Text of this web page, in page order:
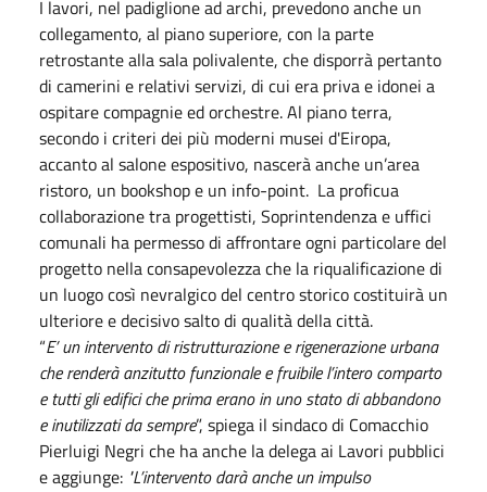
I lavori, nel padiglione ad archi, prevedono anche un
collegamento, al piano superiore, con la parte
retrostante alla sala polivalente, che disporrà pertanto
di camerini e relativi servizi, di cui era priva e idonei a
ospitare compagnie ed orchestre. Al piano terra,
secondo i criteri dei più moderni musei d'Eiropa,
accanto al salone espositivo, nascerà anche un’area
ristoro, un bookshop e un info-point. La proficua
collaborazione tra progettisti, Soprintendenza e uffici
comunali ha permesso di affrontare ogni particolare del
progetto nella consapevolezza che la riqualificazione di
un luogo così nevralgico del centro storico costituirà un
ulteriore e decisivo salto di qualità della città.
“E’ un intervento di ristrutturazione e rigenerazione urbana
che renderà anzitutto funzionale e fruibile l’intero comparto
e tutti gli edifici che prima erano in uno stato di abbandono
e inutilizzati da sempre”, spiega il sindaco di Comacchio
Pierluigi Negri che ha anche la delega ai Lavori pubblici
e aggiunge: "L’intervento darà anche un impulso